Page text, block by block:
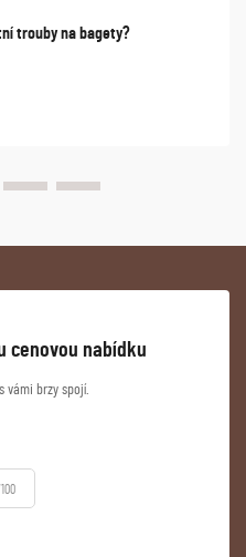
trouby na bagety?
cenovou nabídku
vámi brzy spojí.